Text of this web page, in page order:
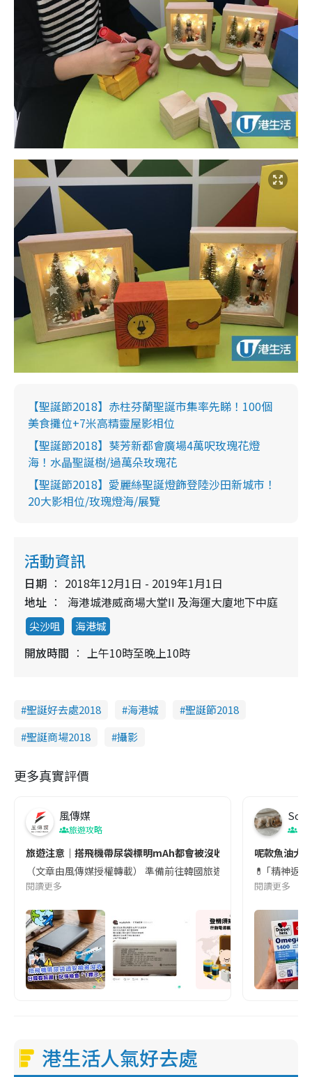
【聖誕節2018】赤柱芬蘭聖誕市集率先睇！100個
美食攤位+7米高精靈屋影相位
【聖誕節2018】葵芳新都會廣場4萬呎玫瑰花燈
海！水晶聖誕樹/過萬朵玫瑰花
【聖誕節2018】愛麗絲聖誕燈飾登陸沙田新城市！
20大影相位/玫瑰燈海/展覽
活動資訊
日期
2018年12月1日 - 2019年1月1日
地址
海港城港威商場大堂II 及海運大廈地下中庭
尖沙咀 海港城
開放時間 上午10時至晚上10時
聖誕好去處2018 海港城
聖誕節2018
聖誕商場2018
攝影
更多真實評價
風傳媒
旅遊攻略
旅遊注意｜搭飛機帶尿袋標明mAh都會被沒收😱出發前切記檢查
（文章由風傳媒授權轉載） 準備前往韓國旅遊的民眾，近期要
閱讀更多
Soul
呢款魚油大
💊 ｢精神返
閱讀更多
港生活人氣好去處